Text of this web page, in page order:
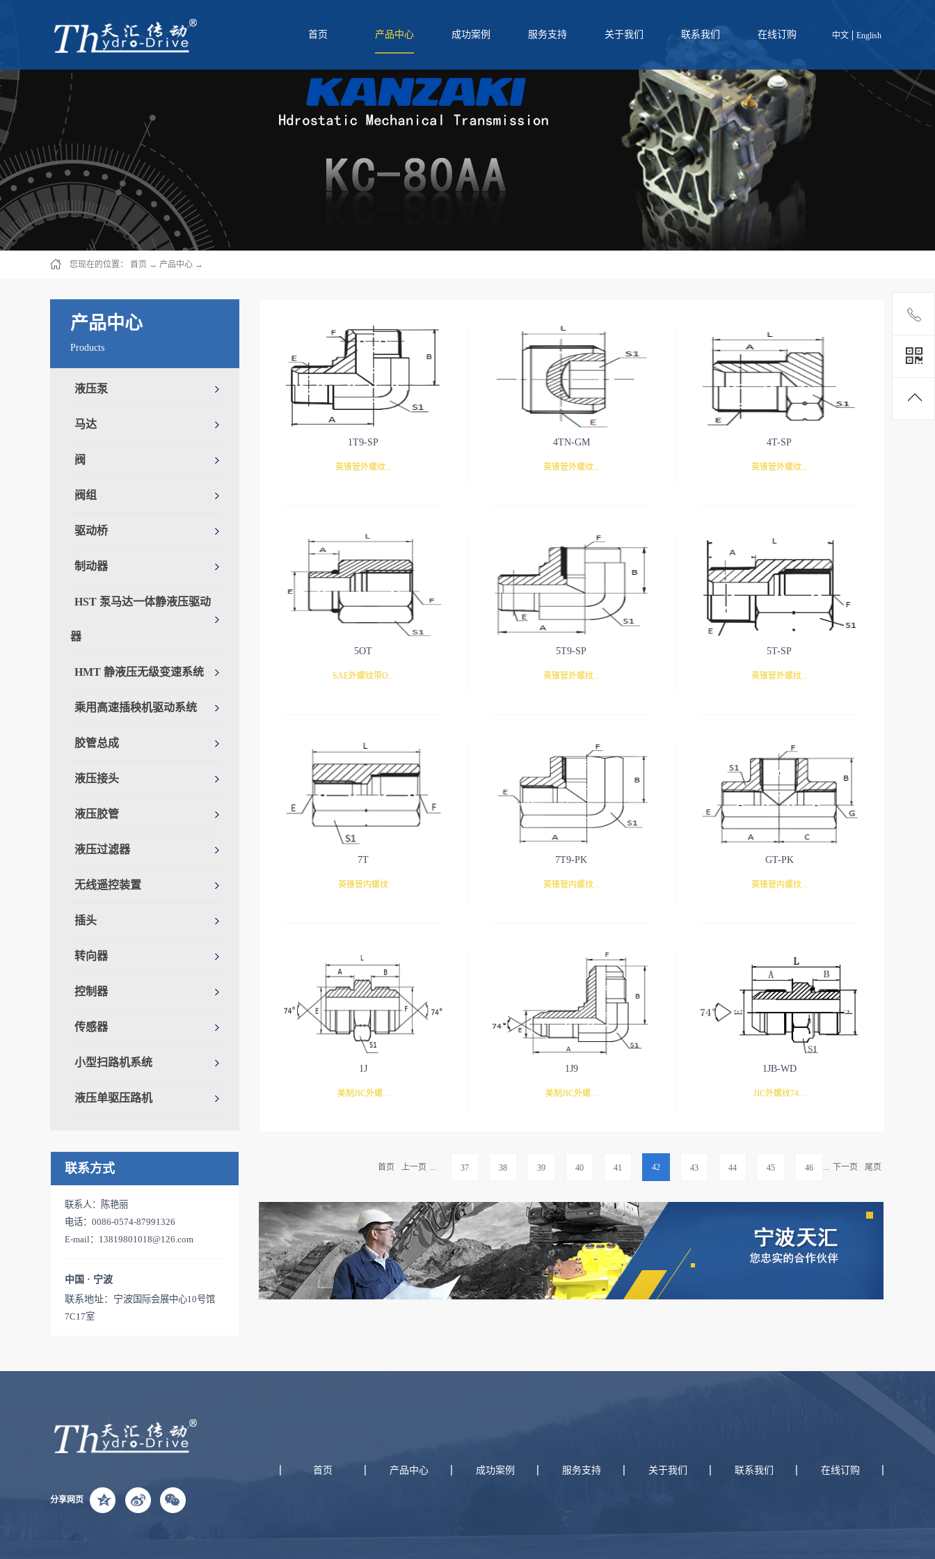
中文 English
首页 产品中心 成功案例 服务支持 关于我们 联系我们 在线订购
您现在的位置： 首页 → 产品中心 →
产品中心
Products
液压泵
马达
阀
阀组
驱动桥
制动器
HST 泵马达一体静液压驱动
器
HMT 静液压无级变速系统
乘用高速插秧机驱动系统
胶管总成
液压接头
液压胶管
液压过滤器
无线遥控装置
插头
转向器
控制器
传感器
小型扫路机系统
液压单驱压路机
联系方式
联系人：陈艳丽
电话：0086-0574-87991326
E-mail：13819801018@126.com
中国 · 宁波
联系地址：宁波 国际会展中心10号馆
7C17室
1T9-SP
英锥管外螺纹...
4TN-GM
英锥管外螺纹...
4T-SP
英锥管外螺纹...
5OT
SAE外螺纹带O...
5T9-SP
英锥管外螺纹...
5T-SP
英锥管外螺纹...
7T
英锥管内螺纹
7T9-PK
英锥管内螺纹...
GT-PK
英锥管内螺纹...
1J
美制JIC外螺...
1J9
美制JIC外螺...
1JB-WD
JIC外螺纹74...
首页
上一页 ... 37 38 39 40 41 42 43 44 45 46 ... 下一页 尾页
分享网页
首页 产品中心 成功案例 服务支持 关于我们 联系我们 在线订购